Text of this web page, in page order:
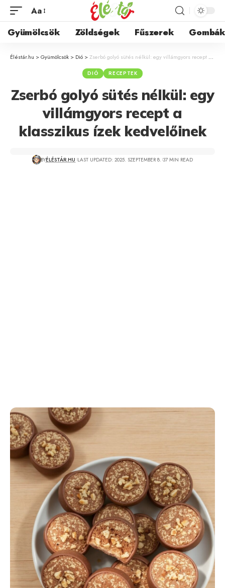
Aa
Gyümölcsök Zöldségek Fűszerek Gombák
Éléstár.hu >Gyümölcsök > Dió >Zserbó golyó sütés nélkül: egy villámgyors recept a klasszikus ízek kedvelőinek
DIÓ RECEPTEK
Zserbó golyó sütés nélkül: egy
villámgyors recept a
klasszikus ízek kedvelőinek
BYÉLÉSTÁR.HU LAST UPDATED: 2025. SZEPTEMBER 8. 37 MIN READ